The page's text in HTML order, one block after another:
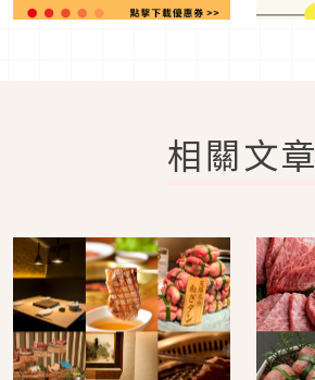
相關文章